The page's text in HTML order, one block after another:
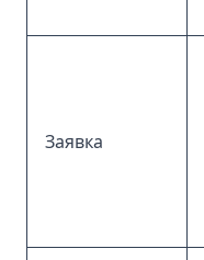
Заявка